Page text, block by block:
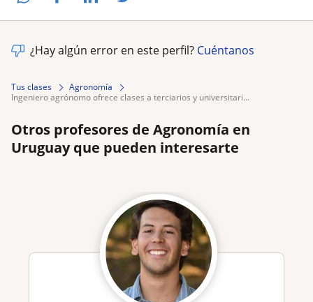
¿Hay algún error en este perfil? Cuéntanos
Tus clases
Agronomía
ingeniero agrónomo ofrece clases a terciarios y universitari...
Otros profesores de Agronomía en
Uruguay que pueden interesarte